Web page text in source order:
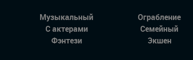
Музыкальный Ограбление
С актерами Семейный
Фэнтези Экшен